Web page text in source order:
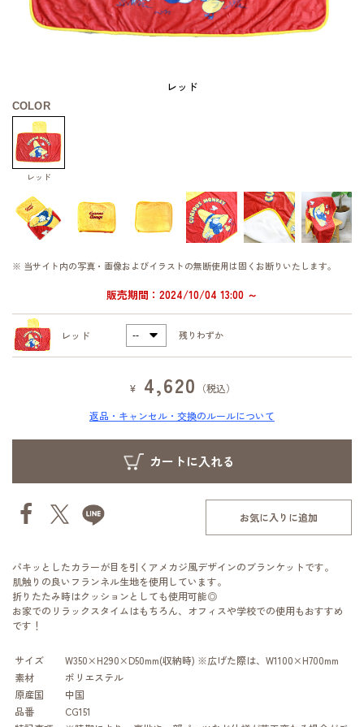
レッド
COLOR
レッド
※ 当サイト内の写真・画像およびイラストの無断使用は固くお断りいたします。
販売期間：2024/10/04 13:00 ～
レッド 残りわずか
¥ 4,620
（税込）
返品・キャンセル・交換のルールについて
お気に入りに追加
パキッとしたカラーが目を引くアメカジ風デザインのブランケットです。
肌触りの良いフランネル生地を使用しています。
折りたたみ時はクッションとしても使用可能◎
お家でのリラックスタイムはもちろん、オフィスや学校での使用もおすすめ
です！
サイズ
W350×H290×D50mm(収納時) ※広げた際は、W1100×H700mm
素材
ポリエステル
原産国
中国
品番
CG151